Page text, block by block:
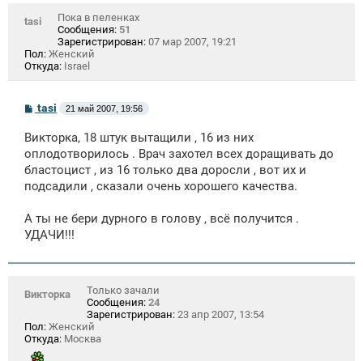
tasi
Пока в пеленках
Сообщения: 51
Зарегистрирован: 07 мар 2007, 19:21
Пол: Женский
Откуда: Israel
С
б
щ
н
и
tasi 21 май 2007, 19:56
Викторка, 18 штук вытащили , 16 из них
оплодотворилось . Врач захотел всех доращивать до
бластоцист , из 16 только два доросли , вот их и
подсадили , сказали очень хорошего качества.
А ты не бери дурного в голову , всё получится .
УДАЧИ!!!
Викторка
Только зачали
Сообщения: 24
Зарегистрирован: 23 апр 2007, 13:54
Пол: Женский
Откуда: Москва